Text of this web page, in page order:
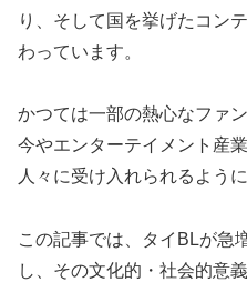
り、そして国を挙げたコン
わっています。
かつては一部の熱心なファ
今やエンターテイメント産
人々に受け入れられるよう
この記事では、タイBLが急
し、その文化的・社会的意